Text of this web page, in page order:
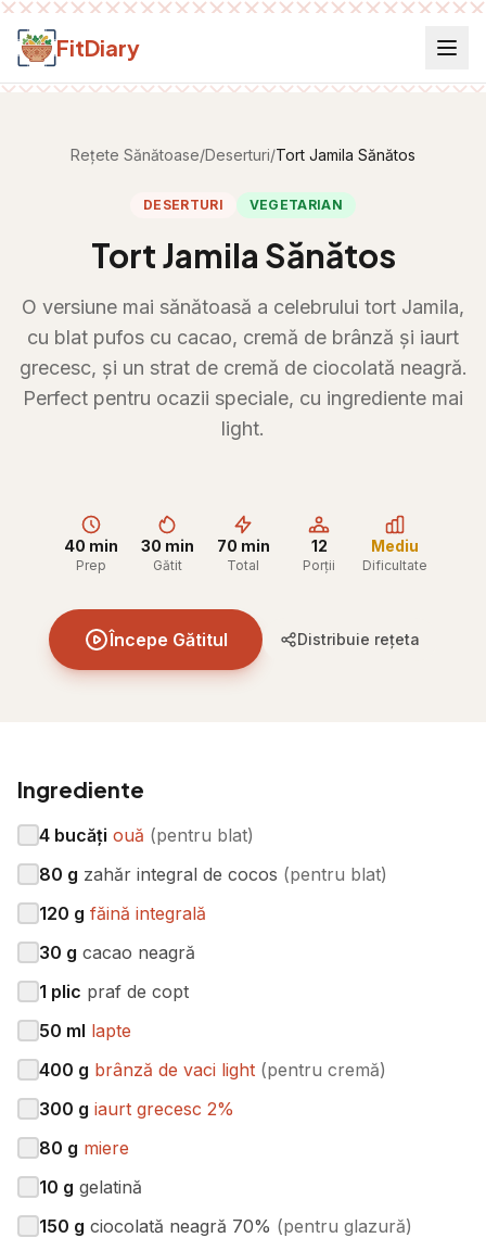
Salt la conținut
FitDiary
Rețete Sănătoase/Deserturi/Tort Jamila Sănătos
DESERTURI VEGETARIAN
Tort Jamila Sănătos
O versiune mai sănătoasă a celebrului tort Jamila,
cu blat pufos cu cacao, cremă de brânză și iaurt
grecesc, și un strat de cremă de ciocolată neagră.
Perfect pentru ocazii speciale, cu ingrediente mai
light.
40 min
Prep
30 min
Gătit
70 min
Total
12
Porții
Mediu
Dificultate
Începe Gătitul Distribuie rețeta
Ingrediente
4 bucăți ouă (pentru blat)
80 g zahăr integral de cocos (pentru blat)
120 g făină integrală
30 g cacao neagră
1 plic praf de copt
50 ml lapte
400 g brânză de vaci light (pentru cremă)
300 g iaurt grecesc 2%
80 g miere
10 g gelatină
150 g ciocolată neagră 70% (pentru glazură)